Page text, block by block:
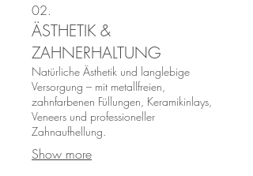
02.
ÄSTHETIK &
ZAHNERHALTUNG
Natürliche Ästhetik und langlebige
Versorgung – mit metallfreien,
zahnfarbenen Füllungen, Keramikinlays,
Veneers und professioneller
Zahnaufhellung.
Show more